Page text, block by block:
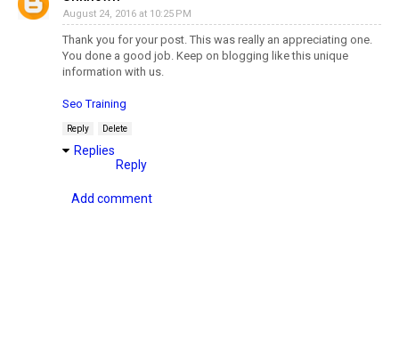
August 24, 2016 at 10:25 PM
Thank you for your post. This was really an appreciating one.
You done a good job. Keep on blogging like this unique
information with us.
Seo Training
Reply Delete
Replies
Reply
Add comment